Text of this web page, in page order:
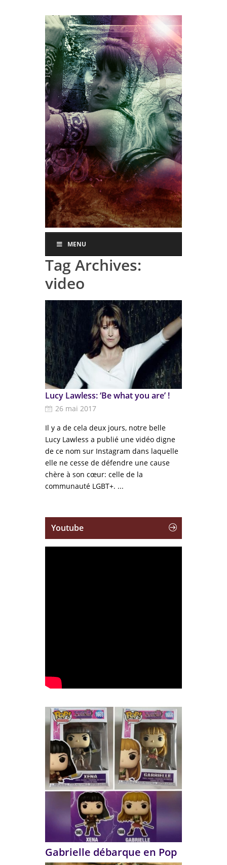
MENU
Tag Archives:
video
Lucy Lawless: ‘Be what you are’ !
26 mai 2017
Il y a de cela deux jours, notre belle
Lucy Lawless a publié une vidéo digne
de ce nom sur Instagram dans laquelle
elle ne cesse de défendre une cause
chère à son cœur: celle de la
communauté LGBT+. ...
Youtube
Gabrielle débarque en Pop